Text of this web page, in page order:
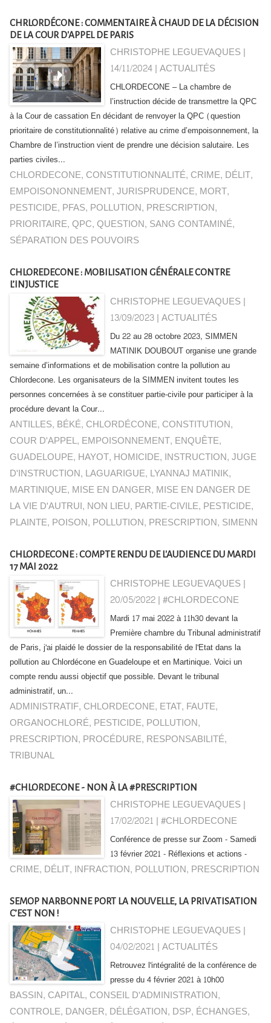
CHRLORDÉCONE : COMMENTAIRE À CHAUD DE LA DÉCISION
DE LA COUR D'APPEL DE PARIS
CHRISTOPHE LEGUEVAQUES |
14/11/2024|ACTUALITÉS
CHLORDECONE – La chambre de
l’instruction décide de transmettre la QPC
à la Cour de cassation En décidant de renvoyer la QPC (question
prioritaire de constitutionnalité) relative au crime d’empoisonnement, la
Chambre de l’instruction vient de prendre une décision salutaire. Les
parties civiles...
CHLORDECONE, CONSTITUTIONNALITÉ, CRIME, DÉLIT,
EMPOISONONNEMENT,JURISPRUDENCE, MORT,
PESTICIDE, PFAS, POLLUTION, PRESCRIPTION,
PRIORITAIRE,QPC,QUESTION, SANG CONTAMINÉ,
SÉPARATION DES POUVOIRS
CHLOREDECONE : MOBILISATION GÉNÉRALE CONTRE
L’INJUSTICE
CHRISTOPHE LEGUEVAQUES |
13/09/2023|ACTUALITÉS
Du 22 au 28 octobre 2023, SIMMEN
MATINIK DOUBOUT organise une grande
semaine d’informations et de mobilisation contre la pollution au
Chlordecone. Les organisateurs de la SIMMEN invitent toutes les
personnes concernées à se constituer partie-civile pour participer à la
procédure devant la Cour...
ANTILLES, BÉKÉ, CHLORDÉCONE, CONSTITUTION,
COUR D'APPEL, EMPOISONNEMENT, ENQUÊTE,
GUADELOUPE, HAYOT, HOMICIDE, INSTRUCTION,JUGE
D'INSTRUCTION, LAGUARIGUE, LYANNAJ MATINIK,
MARTINIQUE, MISE EN DANGER, MISE EN DANGER DE
LA VIE D'AUTRUI, NON LIEU, PARTIE-CIVILE, PESTICIDE,
PLAINTE, POISON, POLLUTION, PRESCRIPTION, SIMENN
CHLORDECONE : COMPTE RENDU DE L'AUDIENCE DU MARDI
17 MAI 2022
CHRISTOPHE LEGUEVAQUES |
20/05/2022|#CHLORDECONE
Mardi 17 mai 2022 à 11h30 devant la
Première chambre du Tribunal administratif
de Paris, j'ai plaidé le dossier de la responsabilité de l'Etat dans la
pollution au Chlordécone en Guadeloupe et en Martinique. Voici un
compte rendu aussi objectif que possible. Devant le tribunal
administratif, un...
ADMINISTRATIF, CHLORDECONE, ETAT, FAUTE,
ORGANOCHLORÉ, PESTICIDE, POLLUTION,
PRESCRIPTION, PROCÉDURE, RESPONSABILITÉ,
TRIBUNAL
#CHLORDECONE - NON À LA #PRESCRIPTION
CHRISTOPHE LEGUEVAQUES |
17/02/2021 |#CHLORDECONE
Conférence de presse sur Zoom - Samedi
13 février 2021 - Réflexions et actions -
CRIME, DÉLIT, INFRACTION, POLLUTION, PRESCRIPTION
SEMOP NARBONNE PORT LA NOUVELLE, LA PRIVATISATION
C’EST NON !
CHRISTOPHE LEGUEVAQUES |
04/02/2021 |ACTUALITÉS
Retrouvez l'intégralité de la conférence de
presse du 4 février 2021 à 10h00
BASSIN, CAPITAL, CONSEIL D'ADMINISTRATION,
CONTROLE, DANGER, DÉLÉGATION, DSP, ÉCHANGES,